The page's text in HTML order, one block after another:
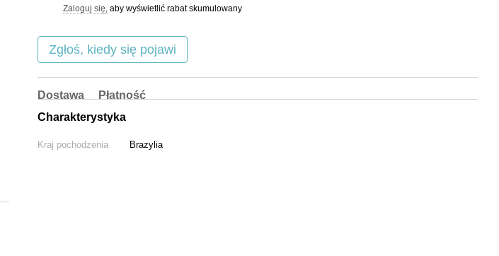
Zaloguj się, aby wyświetlić rabat skumulowany
Zgłoś, kiedy się pojawi
Dostawa
Płatność
Charakterystyka
Kraj pochodzenia Brazylia